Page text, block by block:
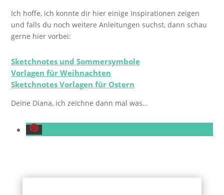
Ich hoffe, ich konnte dir hier einige Inspirationen zeigen
und falls du noch weitere Anleitungen suchst, dann schau
gerne hier vorbei:
Sketchnotes und Sommersymbole
Vorlagen für Weihnachten
Sketchnotes Vorlagen für Ostern
Deine Diana, ich zeichne dann mal was…